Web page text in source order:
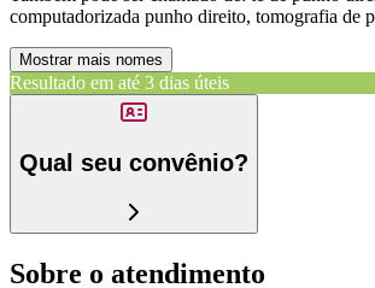
computadorizada punho direito, tomografia de
Mostrar mais nomes
Resultado em até 3 dias úteis
Qual seu convênio?
Sobre o atendimento